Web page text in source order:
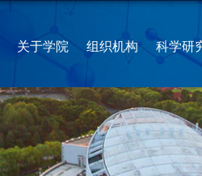
关于学院 组织机构 科学研